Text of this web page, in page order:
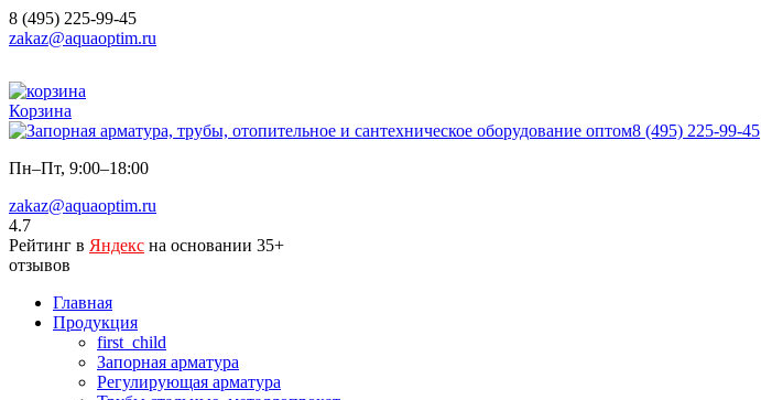
8 (495) 225-99-45
zakaz@aquaoptim.ru
Корзина
8 (495) 225-99-45
Пн–Пт, 9:00–18:00
zakaz@aquaoptim.ru
4.7
Рейтинг в Яндекс на основании 35+
отзывов
Главная
Продукция
first_child
Запорная арматура
Регулирующая арматура